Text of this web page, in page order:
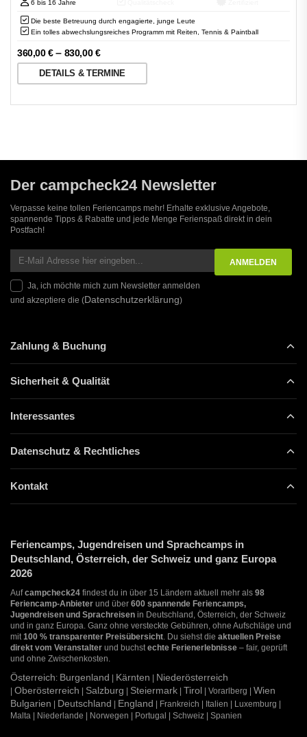
6 bis 16 Jahre
Die beste Betreuung durch engagierte, junge Leute
Ein tolles abwechslungsreiches Programm mit Reiten, Tennis & Paintball
360,00€– 830,00€
DETAILS & TERMINE
Der campcheck24 Newsletter
Verpasse keine tollen Feriencamps mehr! Erhalte exklusive Angebote,
spannende Tipps & Rabatte und jede Menge Ferienspaß direkt in dein
Postfach!
Ja, ich möchte mich zum Newsletter anmelden
und akzeptiere die (Datenschutzerklärung)
Zahlung & Buchung
Sicherheit & Qualität
Interessantes
Datenschutz & Rechtliches
Kontakt
Feriencamps, Jugendreisen und Sprachcamps in
Deutschland, Österreich, der Schweiz und ganz Europa
2026
Aufcampcheck24 findest du in über 15 Ländern aktuell mehr als 98
Feriencamp-Anbieter und über 600 spannende Feriencamps,
Jugendreisen und Sprachreisen in Deutschland, Österreich, der Schweiz
und in ganz Europa. Ganz ohne versteckte Gebühren, ohne Aufschläge und
mit100 % transparenter Preisübersicht. Du siehst die aktuellen Preise
direkt vom Veranstalter und buchstechte Ferienerlebnisse – fair, geprüft
und ohne Zwischenkosten.
Österreich: Burgenland Kärnten Niederösterreich
Oberösterreich Salzburg Steiermark Tirol | Vorarlberg | Wien
Bulgarien
Deutschland England | Frankreich | Italien | Luxemburg |
Malta | Niederlande | Norwegen | Portugal | Schweiz | Spanien